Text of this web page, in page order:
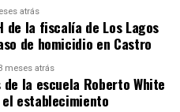
2017
atrás
de la fiscalía de Los Lagos
de homicidio en Castro
meses atrás
la escuela Roberto White
establecimiento